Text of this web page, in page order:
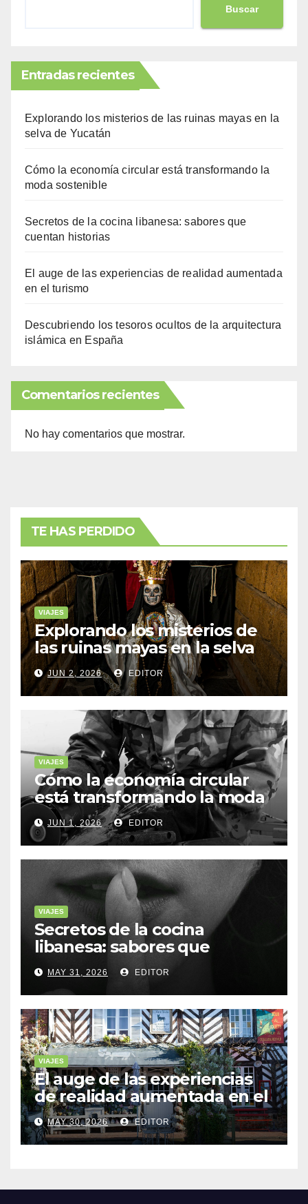
Buscar
Entradas recientes
Explorando los misterios de las ruinas mayas en la
selva de Yucatán
Cómo la economía circular está transformando la
moda sostenible
Secretos de la cocina libanesa: sabores que
cuentan historias
El auge de las experiencias de realidad aumentada
en el turismo
Descubriendo los tesoros ocultos de la arquitectura
islámica en España
Comentarios recientes
No hay comentarios que mostrar.
TE HAS PERDIDO
VIAJES
Explorando los misterios de
las ruinas mayas en la selva
de Yucatán
JUN 2, 2026 EDITOR
VIAJES
Cómo la economía circular
está transformando la moda
sostenible
JUN 1, 2026 EDITOR
VIAJES
Secretos de la cocina
libanesa: sabores que
cuentan historias
MAY 31, 2026 EDITOR
VIAJES
El auge de las experiencias
de realidad aumentada en el
turismo
MAY 30, 2026 EDITOR